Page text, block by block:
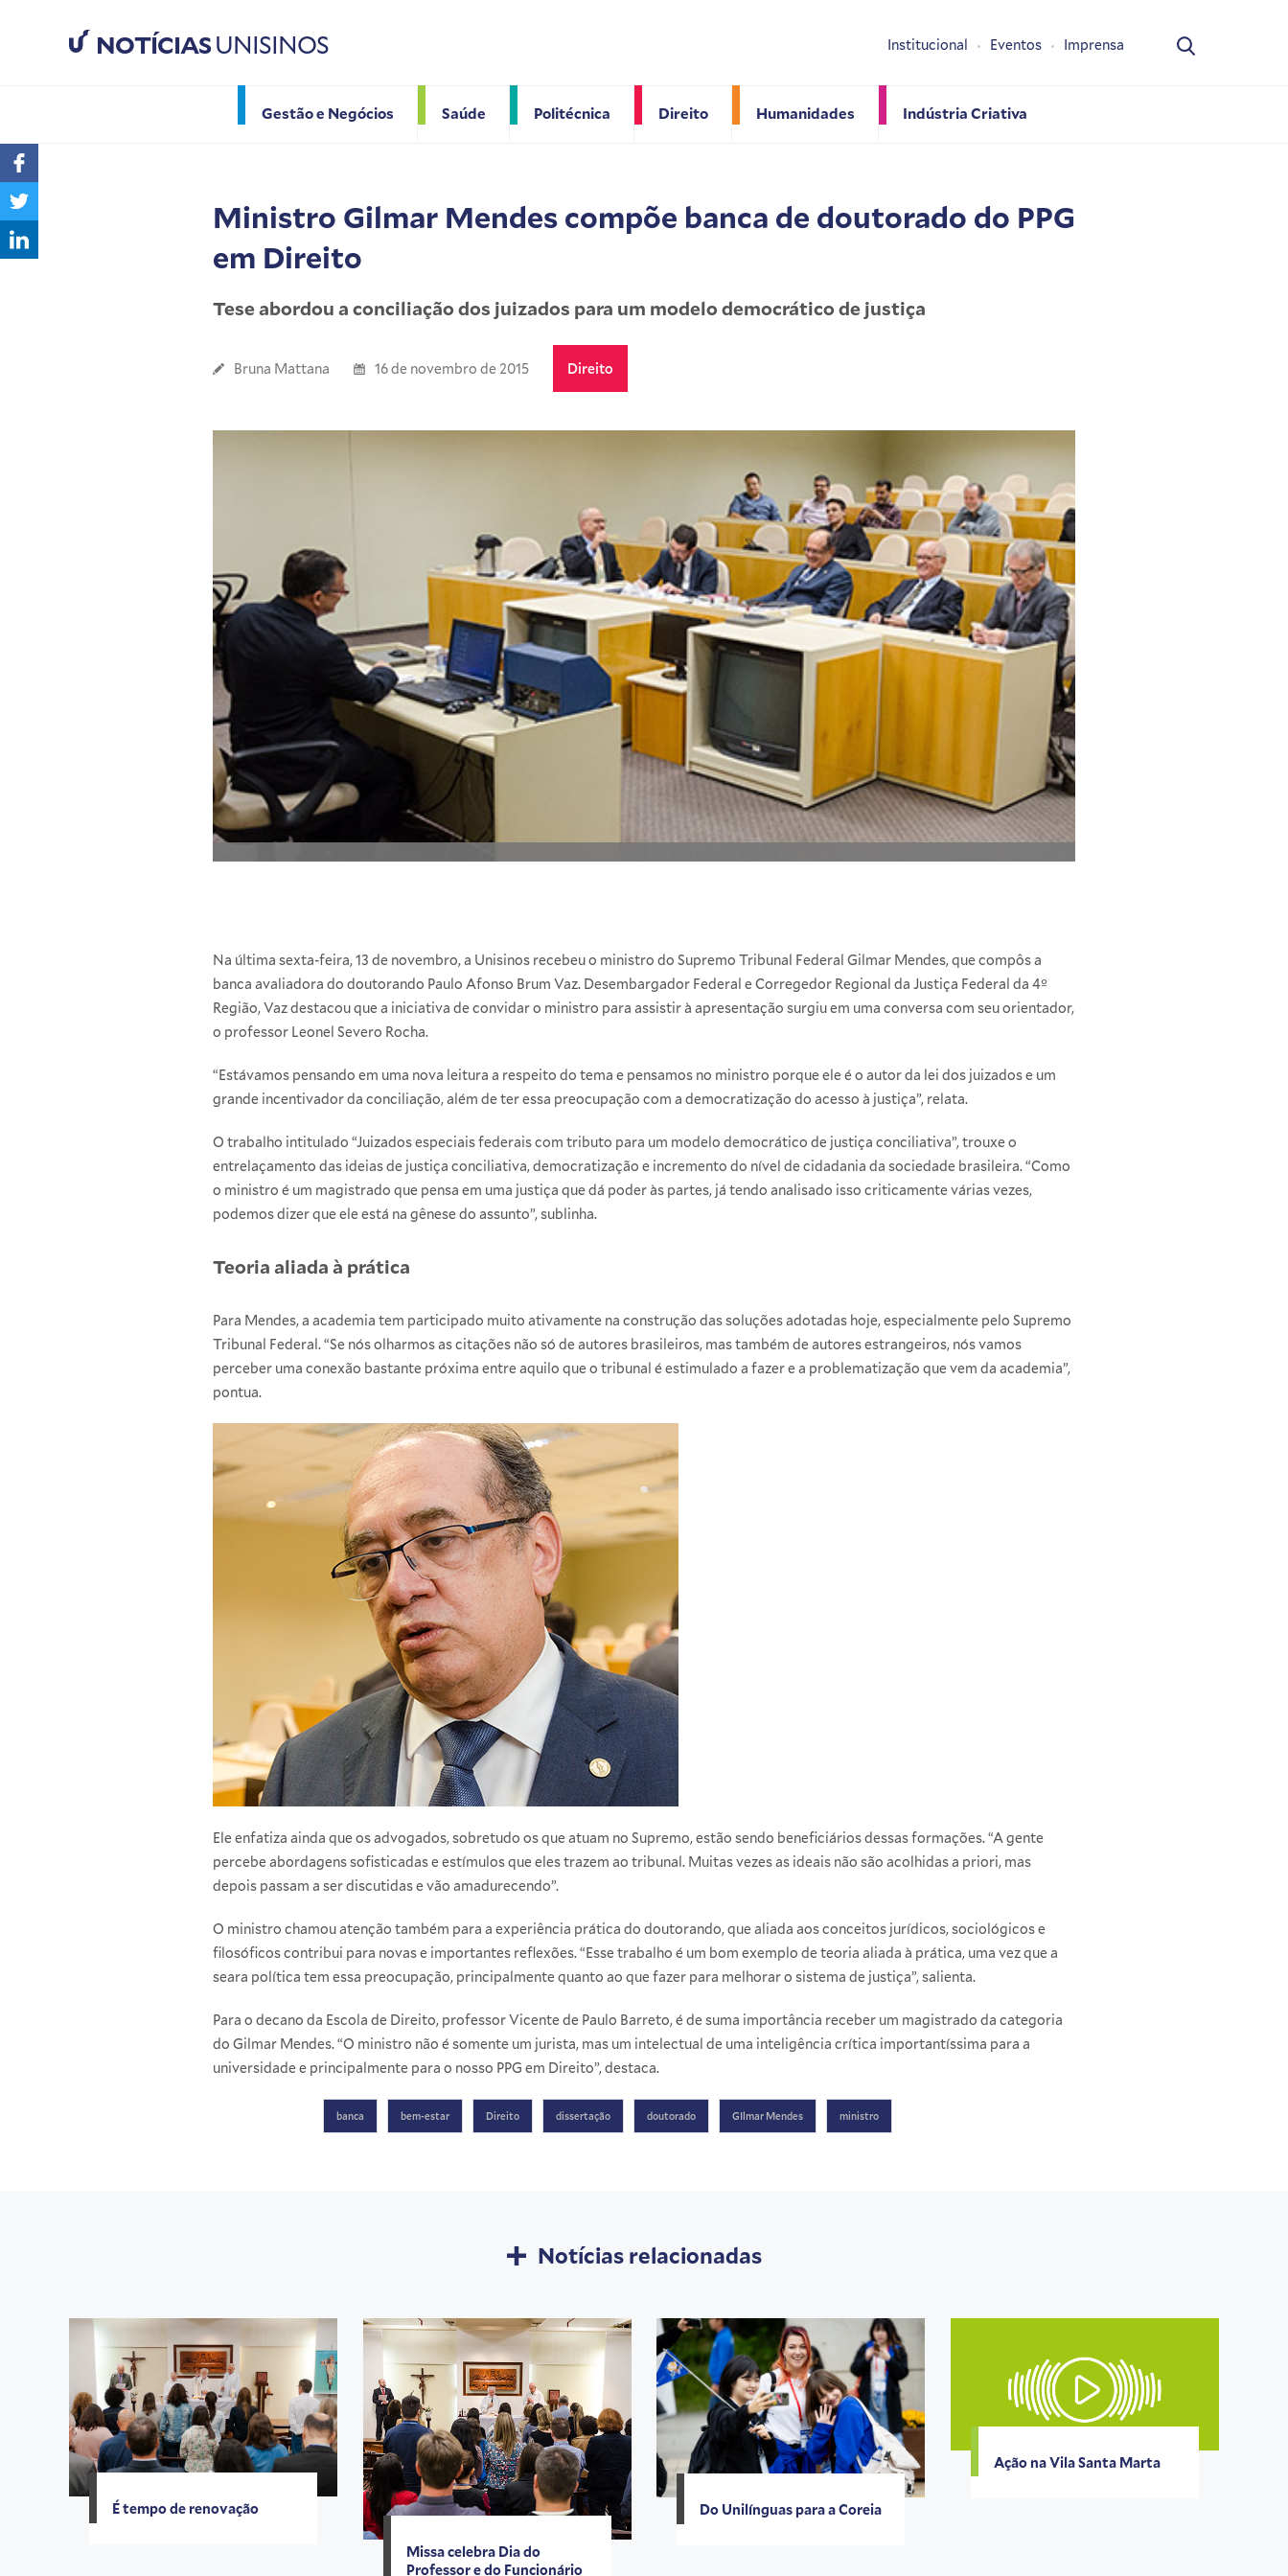
NOTÍCIASUNISINOS
Gestão e Negócios Saúde Politécnica Direito Humanidades Indústria Criativa
Institucional Eventos Imprensa
Ministro Gilmar Mendes compõe banca de doutorado do PPG
em Direito
Tese abordou a conciliação dos juizados para um modelo democrático de justiça
Bruna Mattana 16 de novembro de 2015 Direito
Na última sexta-feira, 13 de novembro, a Unisinos recebeu o ministro do Supremo Tribunal Federal Gilmar Mendes, que compôs a
banca avaliadora do doutorando Paulo Afonso Brum Vaz. Desembargador Federal e Corregedor Regional da Justiça Federal da 4º
Região, Vaz destacou que a iniciativa de convidar o ministro para assistir à apresentação surgiu em uma conversa com seu orientador,
o professor Leonel Severo Rocha.
“Estávamos pensando em uma nova leitura a respeito do tema e pensamos no ministro porque ele é o autor da lei dos juizados e um
grande incentivador da conciliação, além de ter essa preocupação com a democratização do acesso à justiça”, relata.
O trabalho intitulado “Juizados especiais federais com tributo para um modelo democrático de justiça conciliativa”, trouxe o
entrelaçamento das ideias de justiça conciliativa, democratização e incremento do nível de cidadania da sociedade brasileira. “Como
o ministro é um magistrado que pensa em uma justiça que dá poder às partes, já tendo analisado isso criticamente várias vezes,
podemos dizer que ele está na gênese do assunto”, sublinha.
Teoria aliada à prática
Para Mendes, a academia tem participado muito ativamente na construção das soluções adotadas hoje, especialmente pelo Supremo
Tribunal Federal. “Se nós olharmos as citações não só de autores brasileiros, mas também de autores estrangeiros, nós vamos
perceber uma conexão bastante próxima entre aquilo que o tribunal é estimulado a fazer e a problematização que vem da academia”,
pontua.
Ele enfatiza ainda que os advogados, sobretudo os que atuam no Supremo, estão sendo beneficiários dessas formações. “A gente
percebe abordagens sofisticadas e estímulos que eles trazem ao tribunal. Muitas vezes as ideais não são acolhidas a priori, mas
depois passam a ser discutidas e vão amadurecendo”.
O ministro chamou atenção também para a experiência prática do doutorando, que aliada aos conceitos jurídicos, sociológicos e
filosóficos contribui para novas e importantes reflexões. “Esse trabalho é um bom exemplo de teoria aliada à prática, uma vez que a
seara política tem essa preocupação, principalmente quanto ao que fazer para melhorar o sistema de justiça”, salienta.
Para o decano da Escola de Direito, professor Vicente de Paulo Barreto, é de suma importância receber um magistrado da categoria
do Gilmar Mendes. “O ministro não é somente um jurista, mas um intelectual de uma inteligência crítica importantíssima para a
universidade e principalmente para o nosso PPG em Direito”, destaca.
banca bem-estar Direito dissertação doutorado GIlmar Mendes ministro
Notícias relacionadas
É tempo de renovação
Missa celebra Dia do
Professor e do Funcionário
Do Unilínguas para a Coreia
Ação na Vila Santa Marta